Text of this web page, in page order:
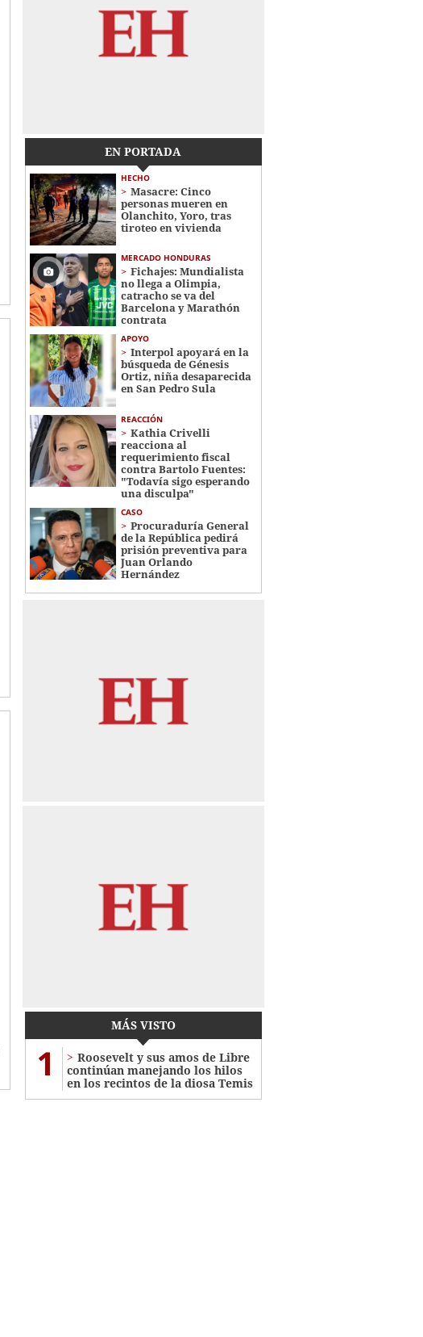
EN PORTADA
HECHO
Masacre: Cinco
personas mueren en
Olanchito, Yoro, tras
tiroteo en vivienda
MERCADO HONDURAS
Fichajes: Mundialista
no llega a Olimpia,
catracho se va del
Barcelona y Marathón
contrata
APOYO
Interpol apoyará en la
búsqueda de Génesis
Ortiz, niña desaparecida
en San Pedro Sula
REACCIÓN
Kathia Crivelli
reacciona al
requerimiento fiscal
contra Bartolo Fuentes:
"Todavía sigo esperando
una disculpa"
CASO
Procuraduría General
de la República pedirá
prisión preventiva para
Juan Orlando
Hernández
MÁS VISTO
1
Roosevelt y sus amos de Libre
continúan manejando los hilos
en los recintos de la diosa Temis